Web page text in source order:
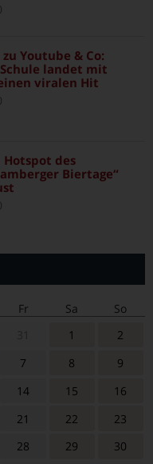
Youtube & Co:
landet mit
viralen Hit
des
Biertage“
Fr Sa
So
1
2
7 8
9
14 15
16
21 22
23
28 29 30